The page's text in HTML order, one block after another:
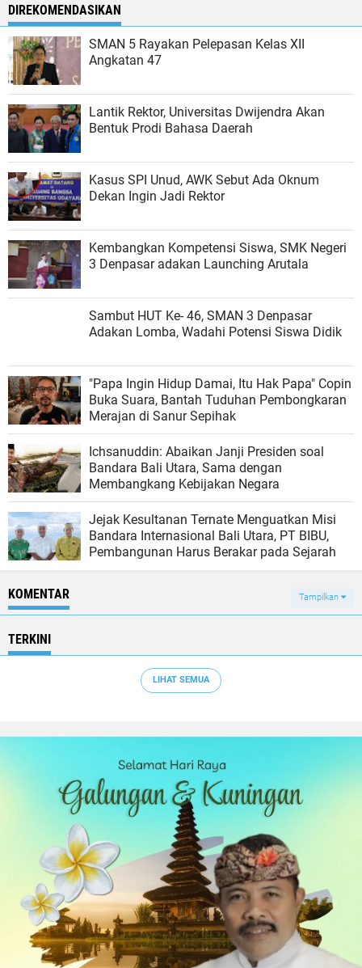
DIREKOMENDASIKAN
SMAN 5 Rayakan Pelepasan Kelas XII
Angkatan 47
Lantik Rektor, Universitas Dwijendra Akan
Bentuk Prodi Bahasa Daerah
Kasus SPI Unud, AWK Sebut Ada Oknum
Dekan Ingin Jadi Rektor
Kembangkan Kompetensi Siswa, SMK Negeri
3 Denpasar adakan Launching Arutala
Sambut HUT Ke- 46, SMAN 3 Denpasar
Adakan Lomba, Wadahi Potensi Siswa Didik
"Papa Ingin Hidup Damai, Itu Hak Papa" Copin
Buka Suara, Bantah Tuduhan Pembongkaran
Merajan di Sanur Sepihak
Ichsanuddin: Abaikan Janji Presiden soal
Bandara Bali Utara, Sama dengan
Membangkang Kebijakan Negara
Jejak Kesultanan Ternate Menguatkan Misi
Bandara Internasional Bali Utara, PT BIBU,
Pembangunan Harus Berakar pada Sejarah
KOMENTAR Tampilkan
TERKINI
LIHAT SEMUA